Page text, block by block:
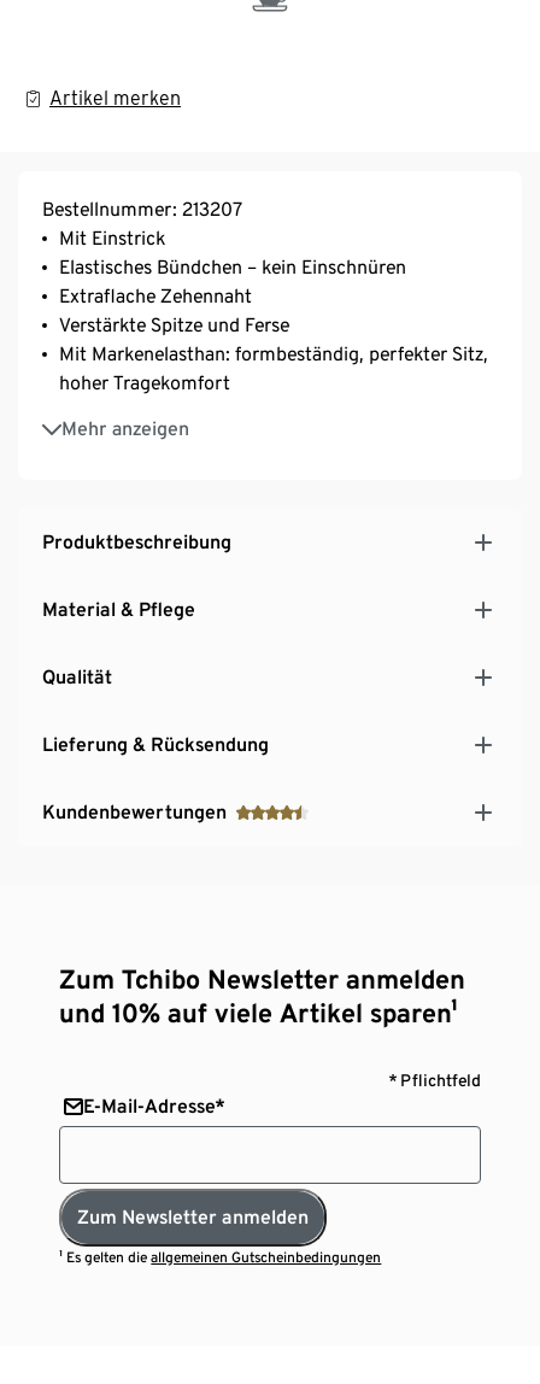
Artikel merken
Bestellnummer: 213207
Mit Einstrick
Elastisches Bündchen – kein Einschnüren
Extraflache Zehennaht
Verstärkte Spitze und Ferse
Mit Markenelasthan: formbeständig, perfekter Sitz,
hoher Tragekomfort
Mehr anzeigen
Mit Baumwolle
Produktbeschreibung
Material & Pflege
Qualität
Lieferung & Rücksendung
Kundenbewertungen
Zum Tchibo Newsletter anmelden
und 10% auf viele Artikel sparen¹
* Pflichtfeld
E-Mail-Adresse*
Zum Newsletter anmelden
¹ Es gelten dieallgemeinen Gutscheinbedingungen